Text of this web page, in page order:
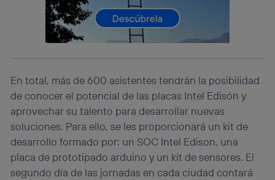
En total, más de 600 asistentes tendrán la posibilidad
de conocer el potencial de las placas Intel Edisón y
aprovechar su talento para desarrollar nuevas
soluciones. Para ello, se les proporcionará un kit de
desarrollo formado por: un SOC Intel Edison, una
placa de prototipado arduino y un kit de sensores. El
segundo día de las jornadas en cada ciudad contará
actividades de navegación de los miembros del hogar
que hayan dado su consentimiento.
Si utilizasdatos móviles, el marketing será más
navegación del usuario del móvil.
Puedes gestionar los consentimientos Utiq seleccionando
“Administrar Utiq” en la parte inferior de esta página web o
visitando el
portal de privacidad de Utiq
(“consenthub”). Para más información, consulta
la política de privacidad de Utiq.